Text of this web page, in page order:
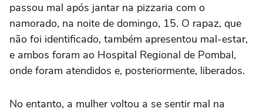
passou mal após jantar na pizzaria com o
namorado, na noite de domingo, 15. O rapaz, que
não foi identificado, também apresentou mal-estar,
e ambos foram ao Hospital Regional de Pombal,
onde foram atendidos e, posteriormente, liberados.
No entanto, a mulher voltou a se sentir mal na